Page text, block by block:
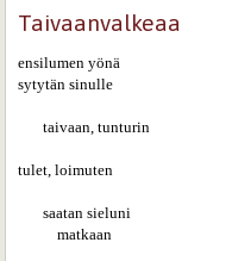
Taivaanvalkeaa
ensilumen yönä
sytytän sinulle
       taivaan, tunturin
tulet, loimuten
saatan sieluni
matkaan